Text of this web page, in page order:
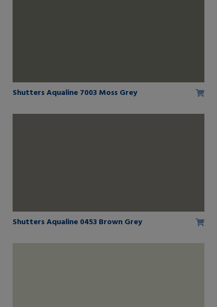
Shutters Aqualine 7003 Moss Grey
Shutters Aqualine 0453 Brown Grey